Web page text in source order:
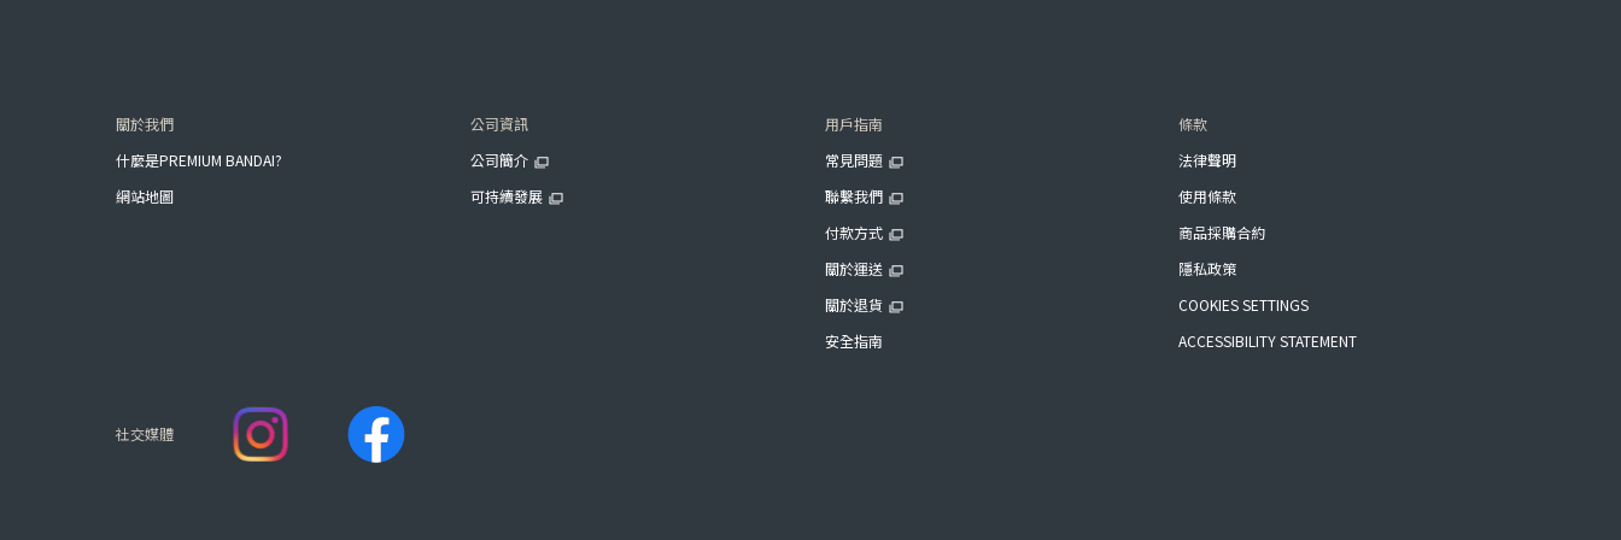
關於我們
什麼是PREMIUM BANDAI?
網站地圖
公司資訊
公司簡介
可持續發展
用戶指南
常見問題
聯繫我們
付款方式
關於運送
關於退貨
安全指南
條款
法律聲明
使用條款
商品採購合約
隱私政策
COOKIES SETTINGS
ACCESSIBILITY STATEMENT
社交媒體